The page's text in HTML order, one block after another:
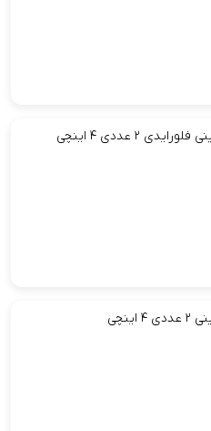
۲ عددی ۴ اینچی